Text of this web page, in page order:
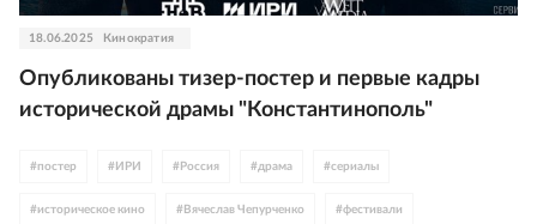
18.06.2025 Кинократия
Опубликованы тизер-постер и первые кадры
исторической драмы "Константинополь"
#постер # ИРИ # Россия # драма #сериалы
#историческое кино # Вячеслав Чепурченко #фестивали